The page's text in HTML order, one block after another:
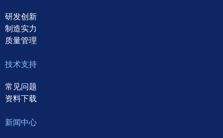
研发创新
制造实力
质量管理
技术支持
常见问题
资料下载
新闻中心